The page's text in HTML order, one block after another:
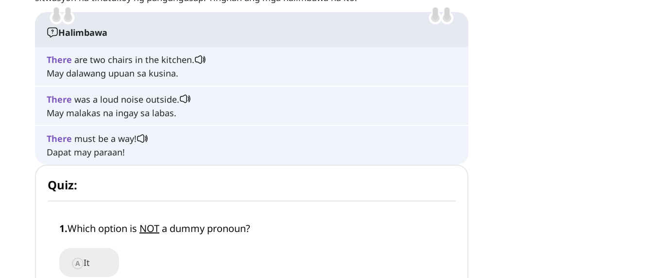
Halimbawa
There are two chairs in the kitchen.
May dalawang upuan sa kusina.
There was a loud noise outside.
May malakas na ingay sa labas.
There must be a way!
Dapat may paraan!
Quiz:
1.Which option is NOT a dummy pronoun?
A It